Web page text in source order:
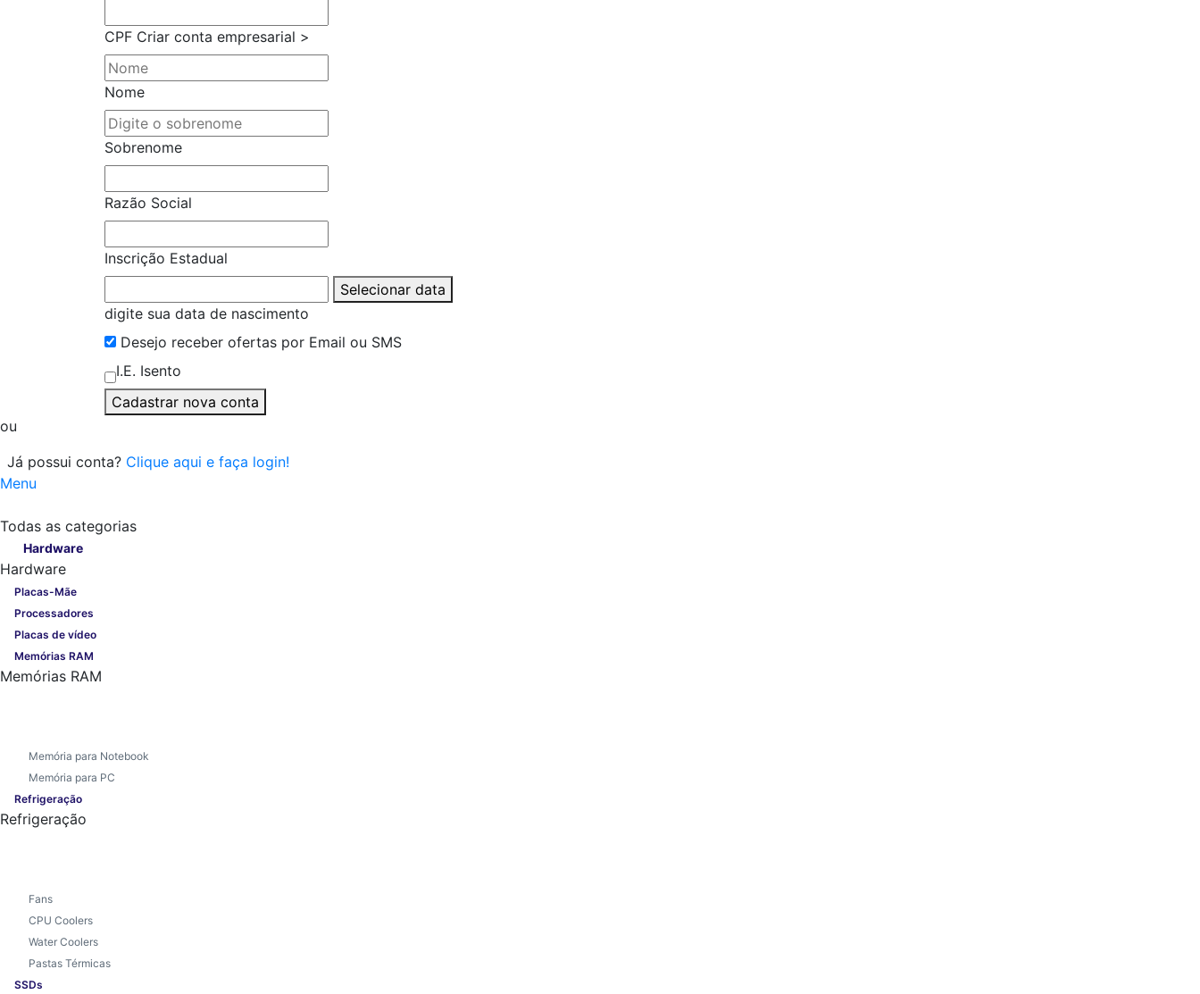
CPF Criar conta empresarial >
Nome
Sobrenome
Razão Social
Inscrição Estadual
Selecionar data
digite sua data de nascimento
Desejo receber ofertas por Email ou SMS
I.E. Isento
Cadastrar nova conta
ou
Já possui conta? Clique aqui e faça login!
Menu
Todas as categorias
Hardware
Hardware
Placas-Mãe
Processadores
Placas de vídeo
Memórias RAM
Memórias RAM
Memória para Notebook
Memória para PC
Refrigeração
Refrigeração
Fans
CPU Coolers
Water Coolers
Pastas Térmicas
SSDs